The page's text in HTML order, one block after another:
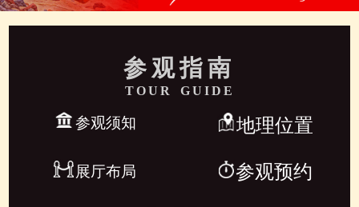
参观指南
TOUR GUIDE
参观须知 地理位置
展厅布局 参观预约